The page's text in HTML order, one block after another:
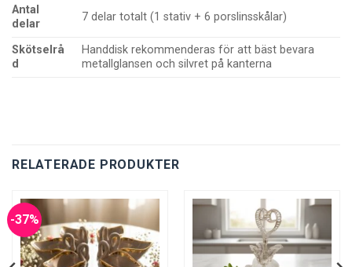
Antal
delar
7 delar totalt (1 stativ + 6 porslinsskålar)
Skötselrå
d
Handdisk rekommenderas för att bäst bevara
metallglansen och silvret på kanterna
RELATERADE PRODUKTER
-37%